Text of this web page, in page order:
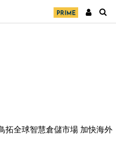
拓全球智慧倉儲市場 加快海外